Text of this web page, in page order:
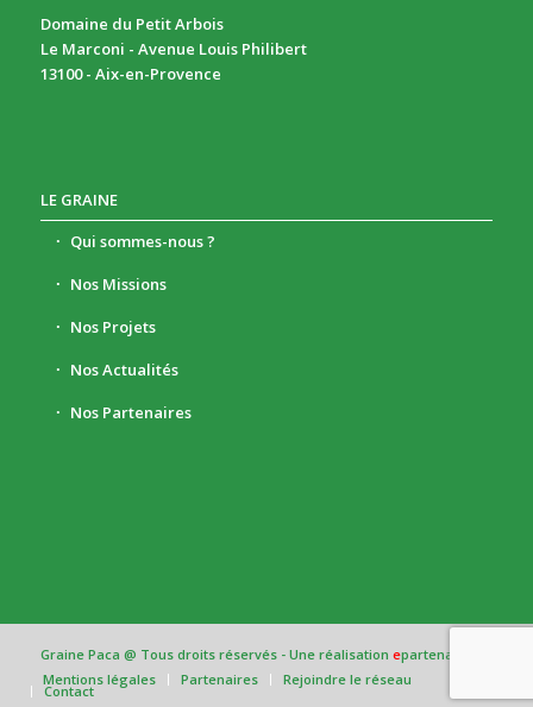
Domaine du Petit Arbois
Le Marconi - Avenue Louis Philibert
13100 - Aix-en-Provence
LE GRAINE
Qui sommes-nous ?
Nos Missions
Nos Projets
Nos Actualités
Nos Partenaires
Graine Paca @ Tous droits réservés - Une réalisation epartenair
Mentions légales
Partenaires Rejoindre le réseau
Contact